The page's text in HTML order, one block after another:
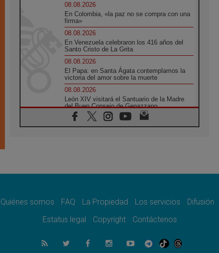
08.08.2026
En Colombia, «la paz no se compra con una
firma»
08.08.2026
En Venezuela celebraron los 416 años del
Santo Cristo de La Grita
08.08.2026
El Papa: en Santa Ágata contemplamos la
victoria del amor sobre la muerte
08.08.2026
León XIV visitará el Santuario de la Madre
del Buen Consejo de Genazzano
07.08.2026
Filipinas: el Vicariato Apostólico de Calapán
07.08.2026
07.08.2026
muertos en 300 días
Tagle: La guerra desfigura el mundo, solo la
revelación de Dios lo transfigura
Quiénes somos FAQ La Propiedad Los servicios
Difusión
Estatus legal
Copyright Contáctenos